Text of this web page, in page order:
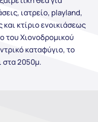
ιατρείο, playland,
κτίριο ενοικιάσεως
του Χιονοδρομικού
καταφύγιο, το
στα 2050μ.